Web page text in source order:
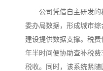
公司凭借自主研发的
委办局数据，形成城市
建设提供数据支撑。税
年半时间便协助查补税
税收。同时，该系统紧